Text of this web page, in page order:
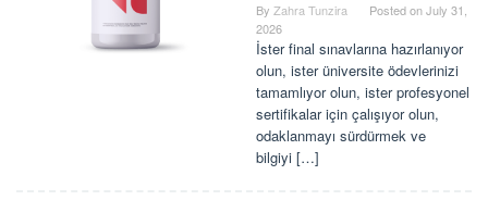
By Zahra Tunzira Posted onJuly 31,
2026
İster final sınavlarına hazırlanıyor
olun, ister üniversite ödevlerinizi
tamamlıyor olun, ister profesyonel
sertifikalar için çalışıyor olun,
odaklanmayı sürdürmek ve
bilgiyi […]